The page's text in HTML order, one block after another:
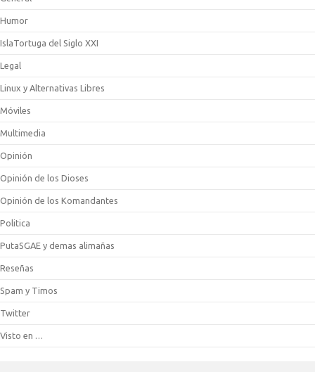
Humor
IslaTortuga del Siglo XXI
Legal
Linux y Alternativas Libres
Móviles
Multimedia
Opinión
Opinión de los Dioses
Opinión de los Komandantes
Politica
PutaSGAE y demas alimañas
Reseñas
Spam y Timos
Twitter
Visto en …